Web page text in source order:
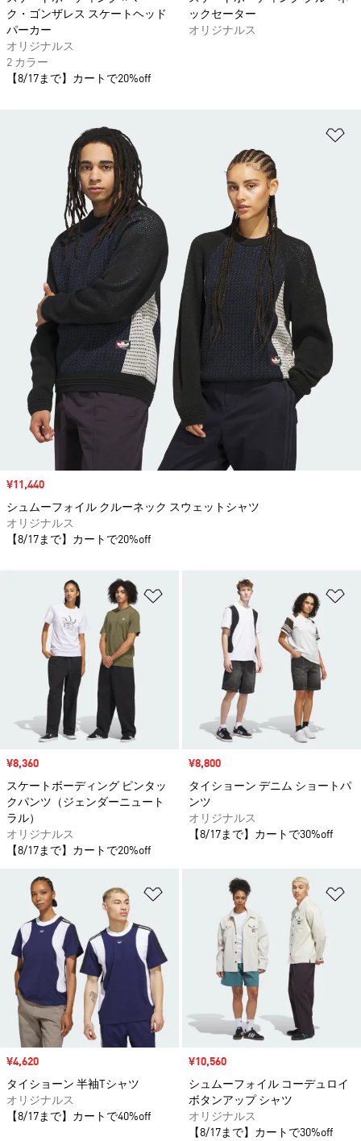
ク・ゴンザレス スケートヘッド
パーカー
オリジナルス
2 カラー
【8/17まで】カートで20%off
ックセーター
オリジナルス
ほしいものリストに追加
セール価格
¥8,360
スケートボーディング ピンタッ
クパンツ（ジェンダーニュート
ラル）
オリジナルス
【8/17まで】カートで20%off
セール価格
¥8,800
タイショーン デニム ショートパ
ンツ
オリジナルス
【8/17まで】カートで30%off
ほしいものリストに追加
セール価格
¥4,620
タイショーン 半袖Tシャツ
オリジナルス
【8/17まで】カートで40%off
セール価格
¥10,560
シュムーフォイル コーデュロイ
ボタンアップ シャツ
オリジナルス
【8/17まで】カートで30%off
セール価格
¥11,440
シュムーフォイル クルーネック スウェットシャツ
オリジナルス
【8/17まで】カートで20%off